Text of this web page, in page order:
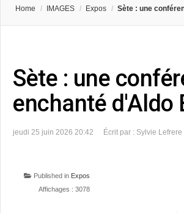
Home / IMAGES / Expos / Sète : une
Sète : une
enchanté d'Aldo
jeudi 25 juin 2026 20:42 Écrit par : Sylvie Lefrere
Published in Expos
Affichages : 3078